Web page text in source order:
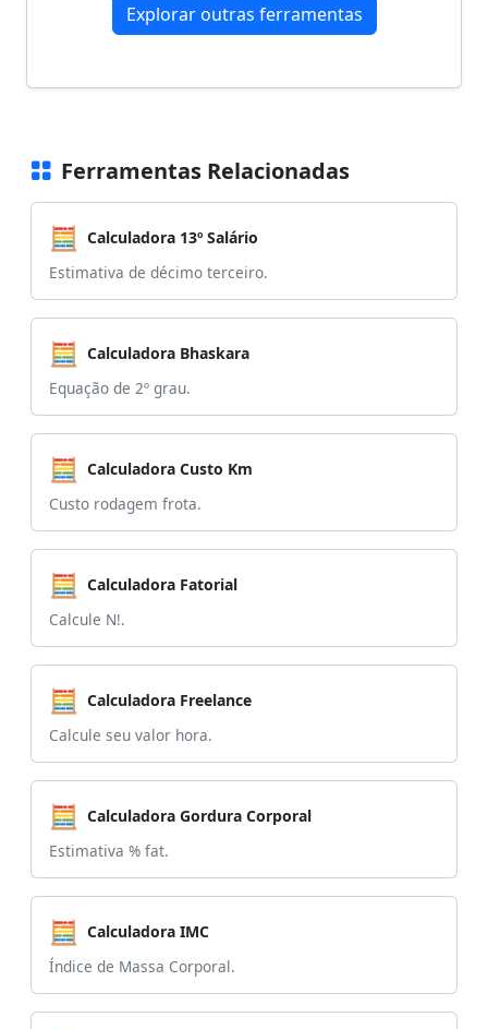
Explorar outras ferramentas
Ferramentas Relacionadas
🧮 Calculadora 13º Salário
Estimativa de décimo terceiro.
🧮 Calculadora Bhaskara
Equação de 2º grau.
🧮 Calculadora Custo Km
Custo rodagem frota.
🧮 Calculadora Fatorial
Calcule N!.
🧮 Calculadora Freelance
Calcule seu valor hora.
🧮 Calculadora Gordura Corporal
Estimativa % fat.
🧮 Calculadora IMC
Índice de Massa Corporal.